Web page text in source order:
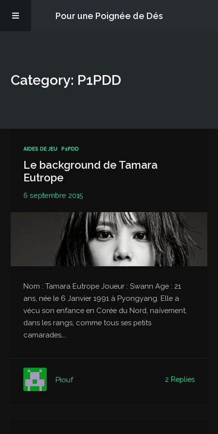
Pour une Poignée de Dés
PQD2P
À propos
Category: P1PDD
AIDES DE JEU P1PDD
Le background de Tamara
Eutrope
6 septembre 2015
Nom : Tamara Eutrope Joueur : Swann Age : 21
ans, née le 6 Janvier 1991 à Pyongyang. Elle a
vécu son enfance en Corée du Nord, naïvement,
dans les rangs, comme tous ses petits
camarades….
2 Replies
Piouf